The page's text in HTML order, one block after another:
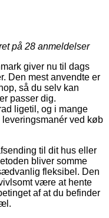
på 28 anmeldelser
giver nu til dags
Den mest anvendte er
så du selv kan
passer dig.
ligetil, og i mange
ved køb
til dit hus eller
bliver somme
fleksibel. Den
være at hente
af at du befinder